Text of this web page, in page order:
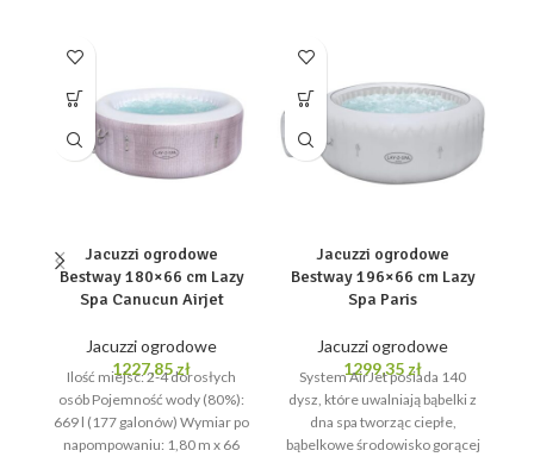
Jacuzzi ogrodowe
Bestway 180×66 cm Lazy
Spa Canucun Airjet
Jacuzzi ogrodowe
1227,85zł
Ilość miejsc: 2-4 dorosłych
osób Pojemność wody (80%):
669 l (177 galonów) Wymiar po
napompowaniu: 1,80 m x 66
Jacuzzi ogrodowe
Bestway 196×66 cm Lazy
Spa Paris
Jacuzzi ogrodowe
1299,35 zł
System AirJet posiada 140
dysz, które uwalniają bąbelki z
dna spa tworząc ciepłe,
bąbelkowe środowisko gorącej